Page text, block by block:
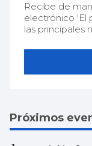
Recibe de
electrónico 'El
las principales
Próximos